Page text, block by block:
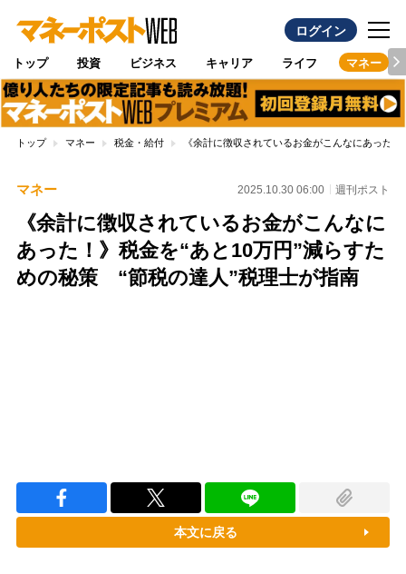
ログイン
トップ 投資 ビジネス キャリア ライフ マネー
トップ マネー 税金・給付 《余計に徴収されているお金がこんなにあった
マネー 2025.10.30 06:00 週刊ポスト
《余計に徴収されているお金がこんなに
あった！》税金を“あと10万円”減らすた
めの秘策 “節税の達人”税理士が指南
本文に戻る